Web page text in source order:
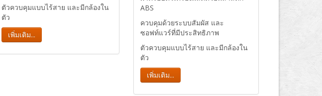
ตัวควบคุมแบบไร้สาย และมีกล้องใน
ตัว
เพิ่มเติม...
ABS
ควบคุมด้วยระบบสัมผัส และ
ซอฟท์แวร์ที่มีประสิทธิภาพ
ตัวควบคุมแบบไร้สาย และมีกล้องใน
ตัว
เพิ่มเติม...